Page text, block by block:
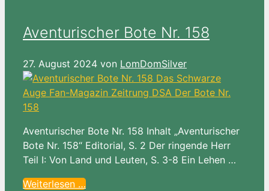
Aventurischer Bote Nr. 158
27. August 2024 von LomDomSilver
Aventurischer Bote Nr. 158 Inhalt „Aventurischer
Bote Nr. 158“ Editorial, S. 2 Der ringende Herr
Teil I: Von Land und Leuten, S. 3-8 Ein Lehen …
Weiterlesen …